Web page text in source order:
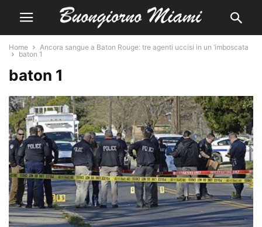
Home
Ancora sangue a Baton Rouge: tre agenti uccisi in un ‘imboscata
baton 1
baton 1